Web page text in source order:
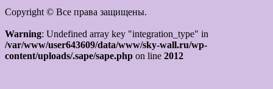
Copyright © Все права защищены.
Warning: Undefined array key "integration_type" in
/var/www/user643609/data/www/sky-wall.ru/wp-
content/uploads/.sape/sape.php on line 2012